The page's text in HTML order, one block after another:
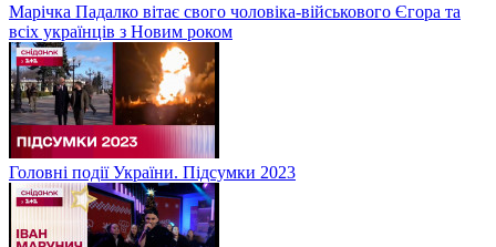
Марічка Падалко вітає свого чоловіка-військового Єгора та
всіх українців з Новим роком
Головні події України. Підсумки 2023